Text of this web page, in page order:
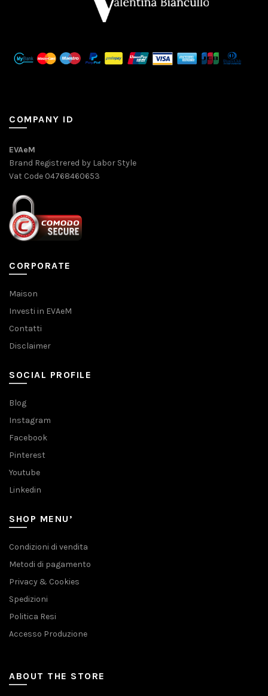
COMPANY ID
EVAeM
Brand Registrered by Labor Style
Vat Code 04768460653
CORPORATE
Maison
Investi in EVAeM
Contatti
Disclaimer
SOCIAL PROFILE
Blog
Instagram
Facebook
Pinterest
Youtube
Linkedin
SHOP MENU’
Condizioni di vendita
Metodi di pagamento
Privacy & Cookies
Spedizioni
Politica Resi
Accesso Produzione
ABOUT THE STORE